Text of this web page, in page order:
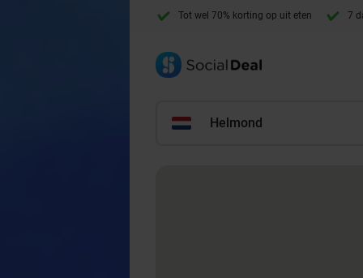
Tot wel 70% korting op uit eten 7
Helmond